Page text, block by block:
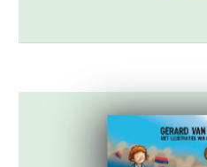
angstaanjagende